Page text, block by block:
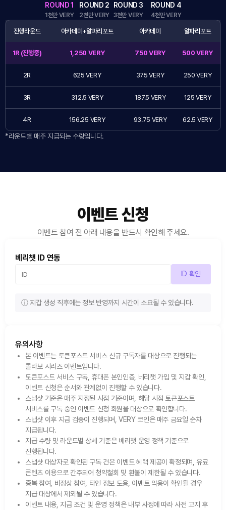
ROUND 1
1천만 VERY
ROUND 2
2천만 VERY
ROUND 3
3천만 VERY
ROUND 4
4천만 VERY
진행라운드 아카데미+알파리포트 아카데미 알파리포트
1R (진행중) 1,250 VERY 750 VERY 500 VERY
2R 625 VERY 375 VERY 250 VERY
3R 312.5 VERY 187.5 VERY 125 VERY
4R 156.25 VERY 93.75 VERY 62.5 VERY
*라운드별 매주 지급되는 수량입니다.
이벤트 신청
이벤트 참여 전 아래 내용을 반드시 확인해 주세요.
베리챗 ID 연동
ID 확인
ⓘ 지갑 생성 직후에는 정보 반영까지 시간이 소요될 수 있습니다.
유의사항
본 이벤트는 토큰포스트 서비스 신규 구독자를 대상으로 진행되는
콜라보 시리즈 이벤트입니다.
토큰포스트 서비스 구독, 휴대폰 본인인증, 베리챗 가입 및 지갑 확인,
이벤트 신청은 순서와 관계없이 진행할 수 있습니다.
스냅샷 기준은 매주 지정된 시점 기준이며, 해당 시점 토큰포스트
서비스를 구독 중인 이벤트 신청 회원을 대상으로 확인합니다.
스냅샷 이후 지급 검증이 진행되며, VERY 코인은 매주 금요일 순차
지급됩니다.
지급 수량 및 라운드별 상세 기준은 베리챗 운영 정책 기준으로
진행됩니다.
스냅샷 대상자로 확인된 구독 건은 이벤트 혜택 제공이 확정되며, 유료
콘텐츠 이용으로 간주되어 청약철회 및 환불이 제한될 수 있습니다.
중복 참여, 비정상 참여, 타인 정보 도용, 이벤트 악용이 확인될 경우
지급 대상에서 제외될 수 있습니다.
이벤트 내용, 지급 조건 및 운영 정책은 내부 사정에 따라 사전 고지 후